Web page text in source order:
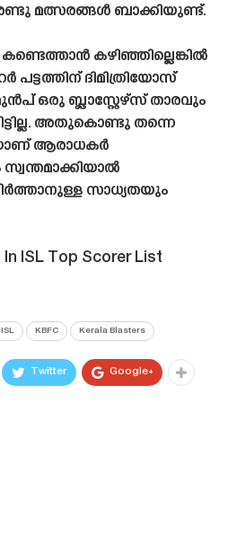
മത്സരങ്ങൾ ബാക്കിയുണ്ട്.
കഴിഞ്ഞില്ലെങ്കിൽ
ദിമിത്രിയോസ്
ഒരു ബ്ലാസ്റ്റേഴ്‌സ് താരവും
അതുകൊണ്ടു തന്നെ
ആരാധകർ
സ്വന്തമാക്കിയാൽ
സാധ്യതയും
ISL Top Scorer List
ISL KBFC Kerala Blasters
Twitter Google+